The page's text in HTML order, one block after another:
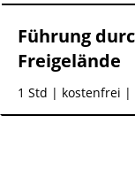
Führung
Freigelände
1 Std | kostenfrei |